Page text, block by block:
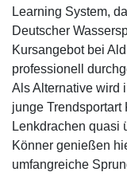
Learning System,
Deutscher
Kursangebot bei
professionell
Als Alternative wird
junge
Lenkdrachen quasi
Könner genießen
umfangreiche